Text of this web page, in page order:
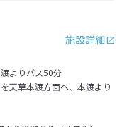
施設詳細
よりバス50分
天草本渡方面へ、本渡より